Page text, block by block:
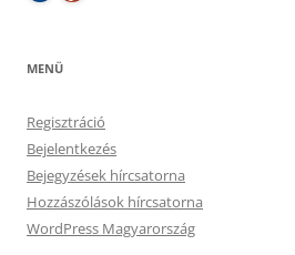
MENÜ
Regisztráció
Bejelentkezés
Bejegyzések hírcsatorna
Hozzászólások hírcsatorna
WordPress Magyarország